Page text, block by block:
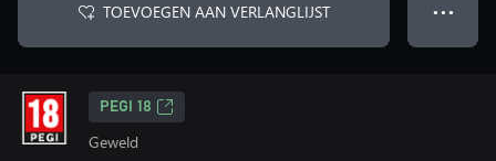
TOEVOEGEN AAN VERLANGLIJST ● ● ●
PEGI 18
Geweld